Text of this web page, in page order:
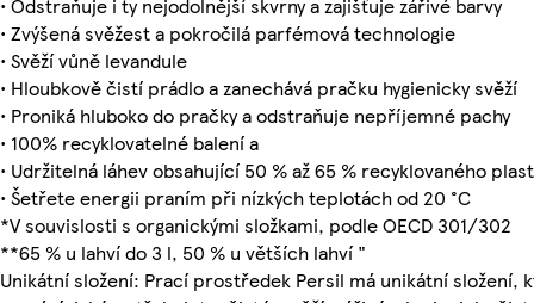
• Zvýšená svěžest a pokročilá parfémová technologie
• Svěží vůně levandule
• Hloubkově čistí prádlo a zanechává pračku hygienicky svěží
• Proniká hluboko do pračky a odstraňuje nepříjemné pachy
• 100% recyklovatelné balení a
• Udržitelná láhev obsahující 50 % až 65 % recyklovaného
• Šetřete energii praním při nízkých teplotách od 20 °C
*V souvislosti s organickými složkami, podle OECD 301/302
**65 % u lahví do 3 l, 50 % u větších lahví "
Unikátní složení: Prací prostředek Persil má unikátní složení,